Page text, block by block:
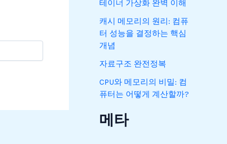
테이너 가상화 완벽 이해
캐시 메모리의 원리: 컴퓨
터 성능을 결정하는 핵심
개념
자료구조 완전정복
CPU와 메모리의 비밀: 컴
퓨터는 어떻게 계산할까?
메타